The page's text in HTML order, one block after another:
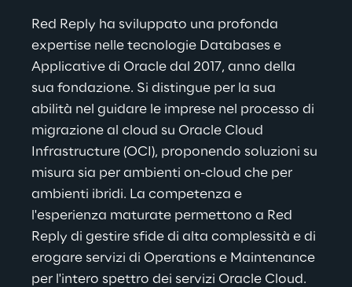
Red Reply ha sviluppato una profonda
expertise nelle tecnologie Databases e
Applicative di Oracle dal 2017, anno della
sua fondazione. Si distingue per la sua
abilità nel guidare le imprese nel processo di
migrazione al cloud su Oracle Cloud
Infrastructure (OCI), proponendo soluzioni su
misura sia per ambienti on-cloud che per
ambienti ibridi. La competenza e
l'esperienza maturate permettono a Red
Reply di gestire sfide di alta complessità e di
erogare servizi di Operations e Maintenance
per l'intero spettro dei servizi Oracle Cloud.